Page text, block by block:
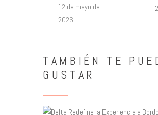
12 de mayo de
2026
TAMBIÉN TE
GUSTAR